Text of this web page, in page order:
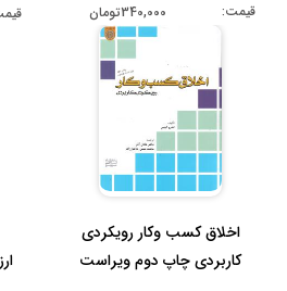
قیمت: 340,000تومان
اخلاق کسب وکار رویکردی
کاربردی چاپ دوم ویراست